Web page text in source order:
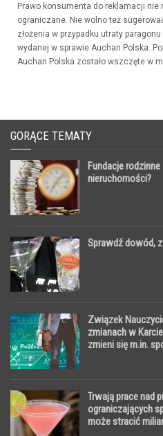
Prawo konsumenta do reklamacji nie
ograniczane. Nie wolno też
złożenia w przypadku utraty
wydanej w sprawie Auchan Polska.
Auchan Polska zostało wszczęte w
GORĄCE TEMATY
Fundacje
nieruchomości?
Sprawdź dowód,
Związek
zmianach w
zmieni się m.in.
Trwają prace nad
ograniczających
może stracić